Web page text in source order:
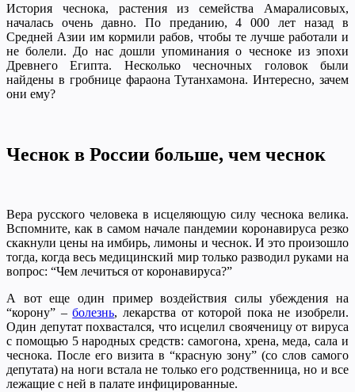
История чеснока, растения из семейства Амаралисовых,
началась очень давно. По преданию, 4 000 лет назад в
Средней Азии им кормили рабов, чтобы те лучше работали и
не болели. До нас дошли упоминания о чесноке из эпохи
Древнего Египта. Несколько чесночных головок были
найдены в гробнице фараона Тутанхамона. Интересно, зачем
они ему?
Чеснок в России больше, чем чеснок
Вера русского человека в исцеляющую силу чеснока велика.
Вспомните, как в самом начале пандемии коронавируса резко
скакнули цены на имбирь, лимоны и чеснок. И это произошло
тогда, когда весь медицинский мир только разводил руками на
вопрос: “Чем лечиться от коронавируса?”
А вот еще один пример воздействия силы убеждения на
“корону” –болезнь, лекарства от которой пока не изобрели.
Один депутат похвастался, что исцелил свояченицу от вируса
с помощью 5 народных средств: самогона, хрена, меда, сала и
чеснока. После его визита в “красную зону” (со слов самого
депутата) на ноги встала не только его родственница, но и все
лежащие с ней в палате инфицированные.